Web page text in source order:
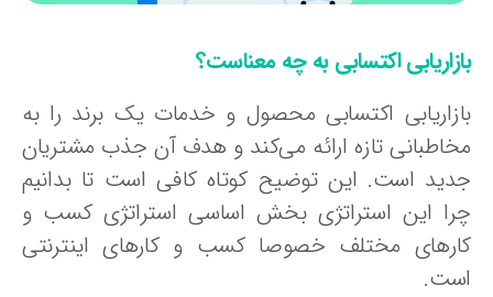
اکتسابی به چه معناست؟
اکتسابی محصول و خدمات یک برند را به
تازه ارائه می‌کند و هدف آن جذب مشتریان
است. این توضیح کوتاه کافی است تا بدانیم
این استراتژی بخش اساسی استراتژی کسب و
مختلف خصوصا کسب و کارهای اینترنتی